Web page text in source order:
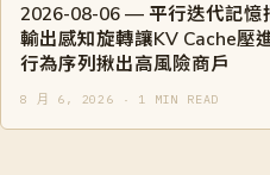
2026-08-06 — 平行迭代記憶
輸出感知旋轉讓KV Cache壓
行為序列揪出高風險商戶
8 月 6, 2026 · 1 MIN READ